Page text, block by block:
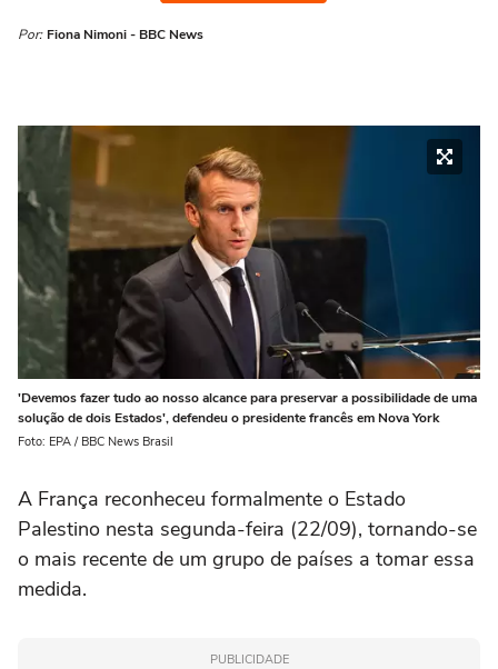
Por: Fiona Nimoni - BBC News
'Devemos fazer tudo ao nosso alcance para preservar a possibilidade de uma
solução de dois Estados', defendeu o presidente francês em Nova York
Foto: EPA / BBC News Brasil
A França reconheceu formalmente o Estado
Palestino nesta segunda-feira (22/09), tornando-se
o mais recente de um grupo de países a tomar essa
medida.
PUBLICIDADE